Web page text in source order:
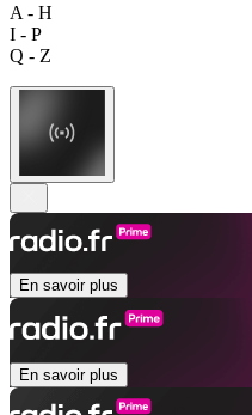
A - H
I - P
Q - Z
En savoir plus
En savoir plus